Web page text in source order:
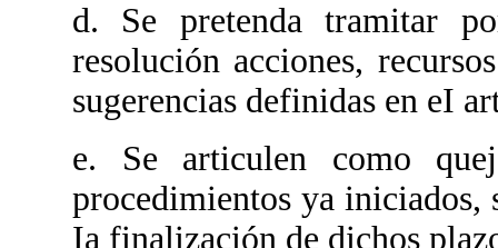
d. Se pretenda tramitar
resolución acciones,
sugerencias definidas en eI
e. Se articulen como
procedimientos ya iniciados,
Ia finalización de dichos